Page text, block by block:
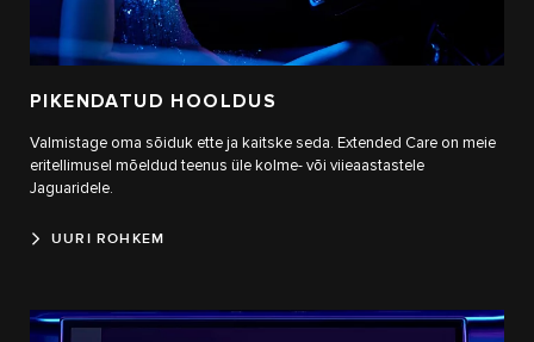
PIKENDATUD HOOLDUS
Valmistage oma sõiduk ette ja kaitske seda. Extended Care on meie
eritellimusel mõeldud teenus üle kolme- või viieaastastele
Jaguaridele.
UURI ROHKEM